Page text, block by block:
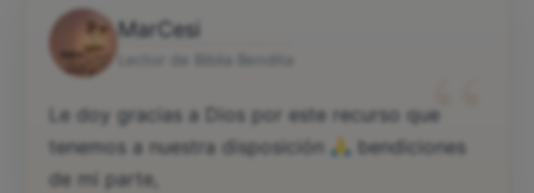
MarCesi
“
Le doy gracias a Dios por este recurso que
tenemos a nuestra disposición
bendiciones
de mi parte,